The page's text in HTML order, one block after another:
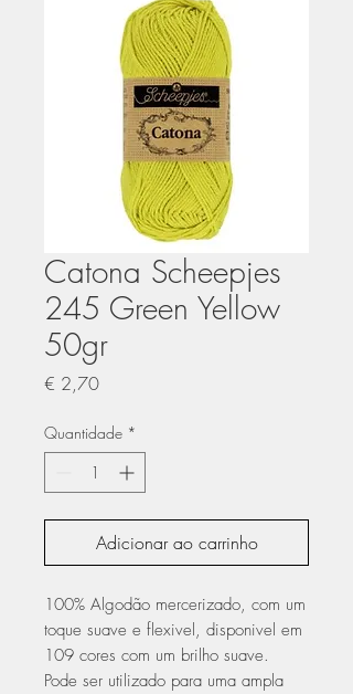
Catona Scheepjes
245 Green Yellow
50gr
€ 2,70Preço
Quantidade *
Adicionar ao carrinho
100% Algodão mercerizado, com um
toque suave e flexivel, disponivel em
109 cores com um brilho suave.
Pode ser utilizado para uma ampla